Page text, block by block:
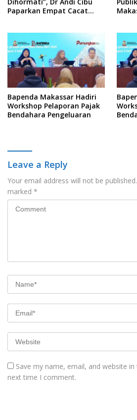
Paparkan Empat Cacat
Bapenda Makassar Hadiri
Workshop Pelaporan Pajak
Bendahara Pengeluaran
Leave a Reply
Your email address will not be published.
marked *
Save my name, email, and website
next time I comment.